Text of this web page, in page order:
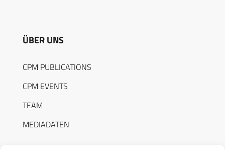
ÜBER UNS
CPM PUBLICATIONS
CPM EVENTS
TEAM
MEDIADATEN